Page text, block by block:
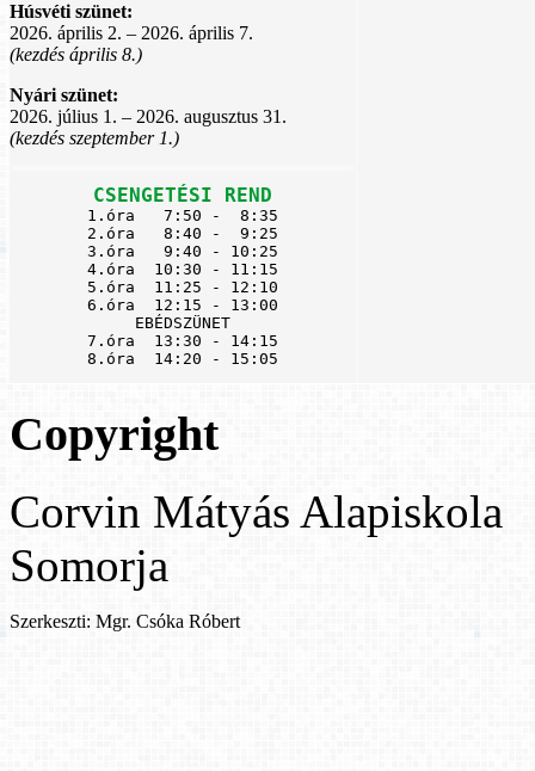
Húsvéti szünet:
2026. április 2. – 2026. április 7.
(kezdés április 8.)
Nyári szünet:
2026. július 1. – 2026. augusztus 31.
(kezdés szeptember 1.)
CSENGETÉSI REND
1.óra   7:50 -  8:35
2.óra   8:40 -  9:25
3.óra   9:40 - 10:25
4.óra  10:30 - 11:15
5.óra  11:25 - 12:10
6.óra  12:15 - 13:00
EBÉDSZÜNET
7.óra  13:30 - 14:15
8.óra  14:20 - 15:05
Copyright
Corvin Mátyás Alapiskola
Somorja
Szerkeszti: Mgr. Csóka Róbert